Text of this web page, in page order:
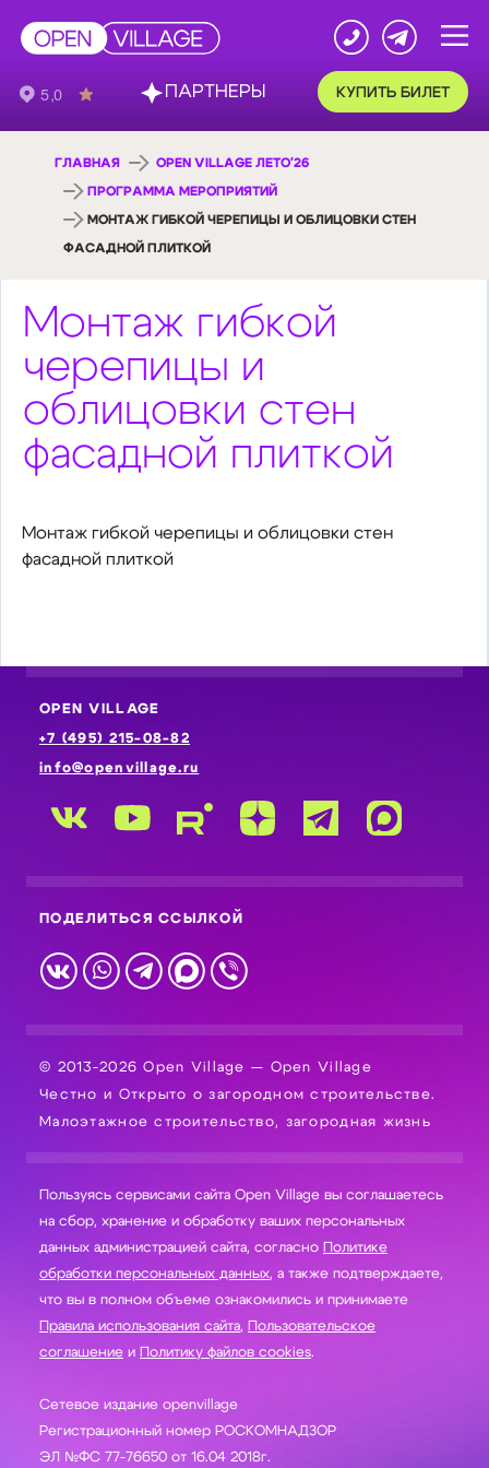
КУПИТЬ БИЛЕТ
ГЛАВНАЯ OPEN VILLAGE ЛЕТО'26
ПРОГРАММА МЕРОПРИЯТИЙ
МОНТАЖ ГИБКОЙ ЧЕРЕПИЦЫ И ОБЛИЦОВКИ СТЕН
ФАСАДНОЙ ПЛИТКОЙ
Монтаж гибкой
черепицы и
облицовки стен
фасадной плиткой
Монтаж гибкой черепицы и облицовки стен
фасадной плиткой
OPEN VILLAGE
+7 (495) 215-08-82
info@openvillage.ru
ПОДЕЛИТЬСЯ ССЫЛКОЙ
© 2013-2026 Open Village — Open Village
Честно и Открыто о загородном строительстве.
Малоэтажное строительство, загородная жизнь
Пользуясь сервисами сайта Open Village вы соглашаетесь
на сбор, хранение и обработку ваших персональных
данных администрацией сайта, согласно Политике
обработки персональных данных, а также подтверждаете,
что вы в полном объеме ознакомились и принимаете
Правила использования сайта, Пользовательское
соглашение и Политику файлов cookies.
Сетевое издание openvillage
Регистрационный номер РОСКОМНАДЗОР
ЭЛ №ФС 77-76650 от 16.04 2018г.